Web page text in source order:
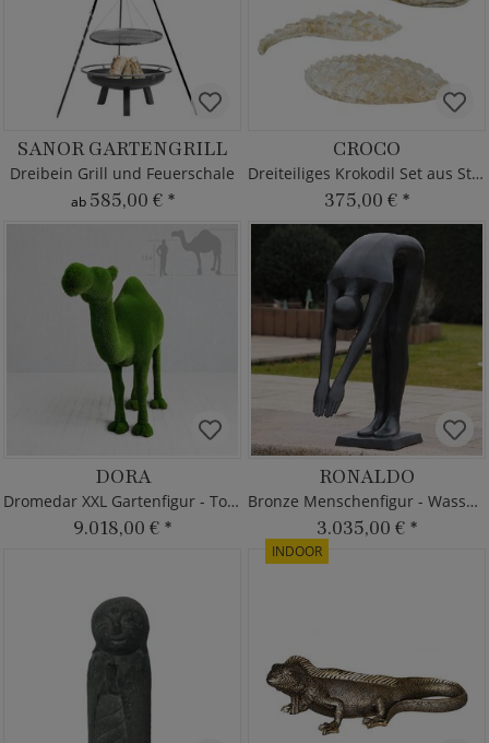
SANOR GARTENGRILL
Dreibein Grill und Feuerschale
ab 585,00 € *
CROCO
Dreiteiliges Krokodil Set aus Steinguss
375,00 € *
DORA
Dromedar XXL Gartenfigur - Topiary
9.018,00 € *
RONALDO
Bronze Menschenfigur - Wasserspringer
3.035,00 € *
INDOOR